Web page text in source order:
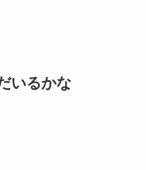
いるかな